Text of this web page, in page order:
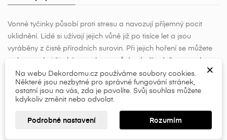
Vonné tyčinky působí proti stresu a navozují příjemný pocit
uklidnění. Lidé si užívají jejich vůně již po tisíce let a jsou
vyráběny z čistě přírodních surovin. Při jejich hoření se můžete
setkat s velmi širokým spektrem vůní, od přírodního santalu,
přes květinové, ovocné, konopné, dřevité vůně, až po kořeněné
(masalové) tóny. Indické vonné tyčinky mají výraznější typ vůně
a jsou vhodné především k vytvoření příjemné atmosféry a
provonění prostor. Indické vonné tyčinky jsou nanášeny
převážně na bambusovou štěpinu.
Kvalitní indické vonné
×
add_circle_outline
Vytvořit seznam přání ×
Název seznamu přání
Zrušit Vytvořit seznam přání
Přihlásit se ×
Musíte být přihlášen, abyste si mohli výrobky uložit do
svého seznamu přání.
Přihlásit se
×
Na webu Dekordomu.cz používáme soubory cookies.
Některé jsou nezbytné pro správné fungování stránek,
ostatní jsou na vás, zda je povolíte. Svůj souhlas můžete
kdykoliv změnit nebo odvolat.
Podrobné nastavení Rozumím